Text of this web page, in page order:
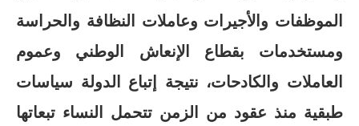
الموظفات والأجيرات وعاملات النظافة والحراسة
ومستخدمات بقطاع الإنعاش الوطني وعموم
العاملات والكادحات، نتيجة إتباع الدولة سياسات
طبقية منذ عقود من الزمن تتحمل النساء تبعاتها